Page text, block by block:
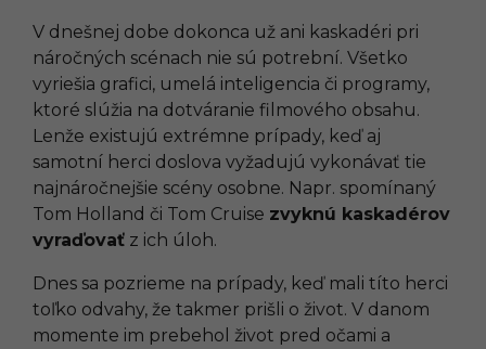
V dnešnej dobe dokonca už ani kaskadéri pri
náročných scénach nie sú potrební. Všetko
vyriešia grafici, umelá inteligencia či programy,
ktoré slúžia na dotváranie filmového obsahu.
Lenže existujú extrémne prípady, keď aj
samotní herci doslova vyžadujú vykonávať tie
najnáročnejšie scény osobne. Napr. spomínaný
Tom Holland či Tom Cruise zvyknú kaskadérov
vyraďovať z ich úloh.
Dnes sa pozrieme na prípady, keď mali títo herci
toľko odvahy, že takmer prišli o život. V danom
momente im prebehol život pred očami a